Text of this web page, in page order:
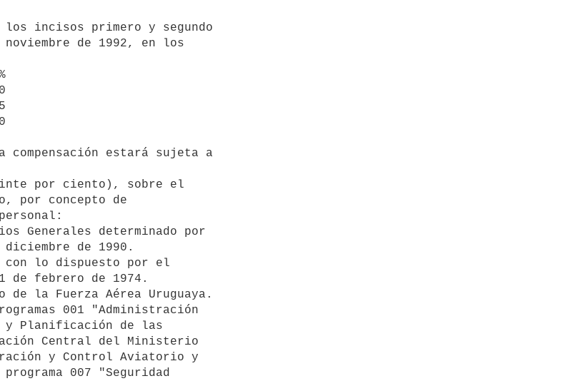
de 1992, en los
por concepto de
Generales determinado por
de 1990.
con lo dispuesto por el
de febrero de 1974.
la Fuerza Aérea Uruguaya.
001 "Administración
y Planificación de las
Central del Ministerio
y Control Aviatorio y
007 "Seguridad